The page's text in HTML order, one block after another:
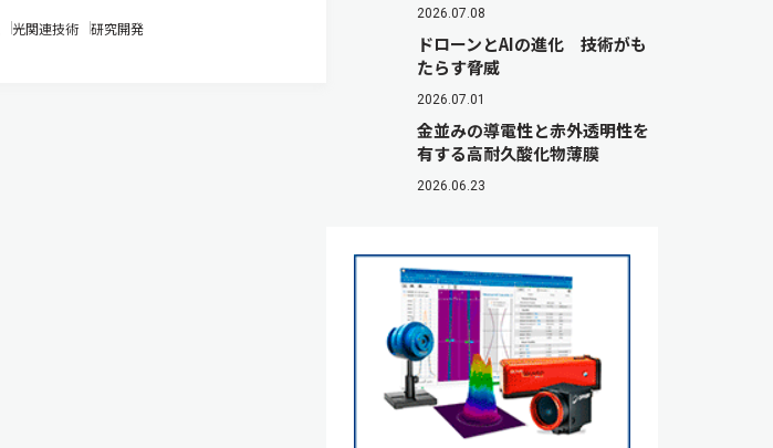
光関連技術 研究開発
2026.07.08
ドローンとAIの進化 技術がも
たらす脅威
2026.07.01
金並みの導電性と赤外透明性を
有する高耐久酸化物薄膜
2026.06.23